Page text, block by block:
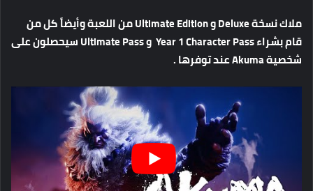
ملاكنسخة و مناللعبةوأيضاًكلمن
قامبشراء و سيحصلونعلى
شخصية
عندتوفرها.